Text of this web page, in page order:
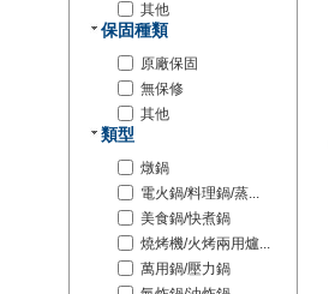
其他
保固種類
原廠保固
無保修
其他
類型
燉鍋
電火鍋/料理鍋/蒸...
美食鍋/快煮鍋
燒烤機/火烤兩用爐...
萬用鍋/壓力鍋